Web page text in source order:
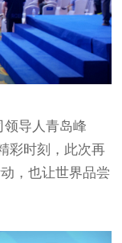
领导人青岛峰
彩时刻，此次再
，也让世界品尝